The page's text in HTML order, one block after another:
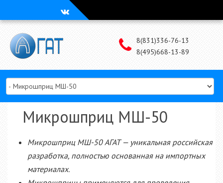
8(831)336-76-13
8(495)668-13-89
Микрошприц МШ-50
Микрошприц МШ-50 АГАТ — уникальная российская
разработка, полностью основанная на импортных
материалах.